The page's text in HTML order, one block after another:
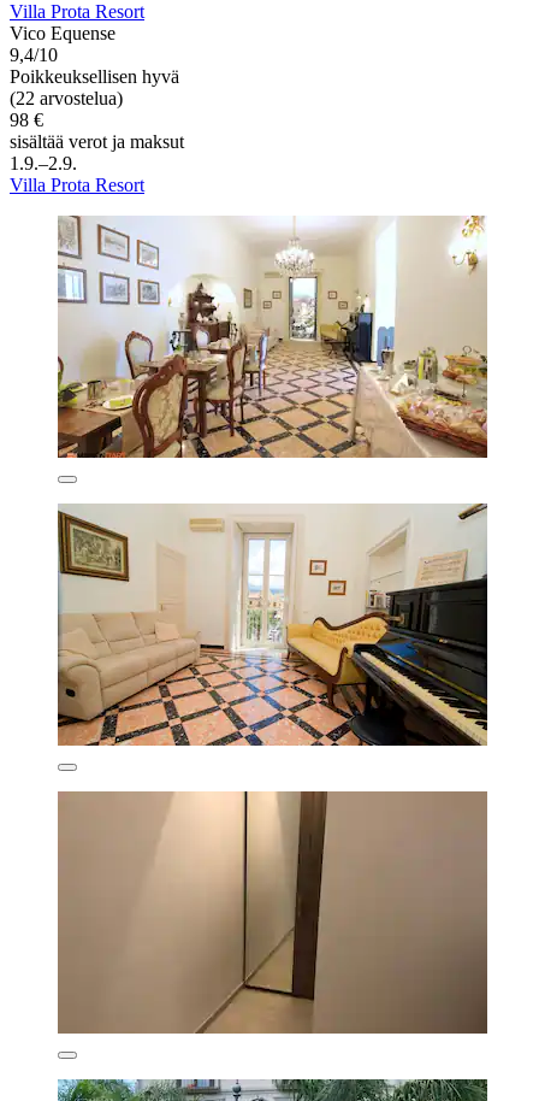
Villa Prota Resort
Vico Equense
9,4/10
Poikkeuksellisen hyvä
(22 arvostelua)
98 €
sisältää verot ja maksut
1.9.–2.9.
Villa Prota Resort